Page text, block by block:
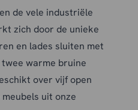
de vele industriële
zich door de unieke
en lades sluiten met
warme bruine
over vijf open
uit onze